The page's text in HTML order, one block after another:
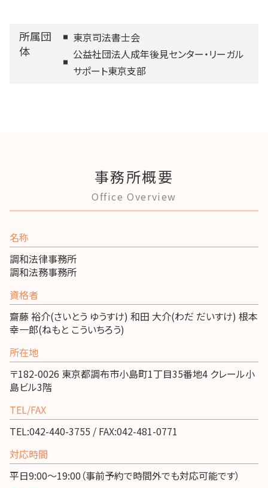
所属団
体
東京司法書士会
公益社団法人成年後見センター・リーガル
サポート東京支部
事務所概要
Office Overview
名称
調和法律事務所
調和法務事務所
資格者
齋藤 裕介(さいとう ゆうすけ) 和田 大介(わだ だいすけ) 根本
幸一郎(ねもと こういちろう)
所在地
〒182-0026 東京都調布市小島町1丁目35番地4 クレール小
島ビル3階
TEL/FAX
TEL:042-440-3755 / FAX:042-481-0771
対応時間
平日9:00～19:00（事前予約で時間外でも対応可能です）